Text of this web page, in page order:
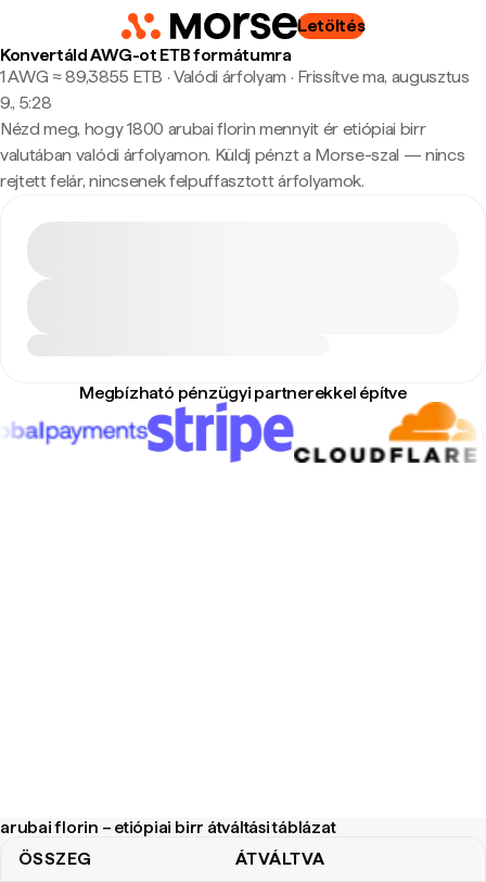
Letöltés
Konvertáld AWG-ot ETB formátumra
1 AWG ≈ 89,3855 ETB · Valódi árfolyam · Frissítve ma, augusztus
9., 5:28
Nézd meg, hogy 1800 arubai florin mennyit ér etiópiai birr
valutában valódi árfolyamon. Küldj pénzt a Morse-szal — nincs
rejtett felár, nincsenek felpuffasztott árfolyamok.
Megbízható pénzügyi partnerekkel építve
arubai florin – etiópiai birr átváltási táblázat
ÖSSZEG ÁTVÁLTVA